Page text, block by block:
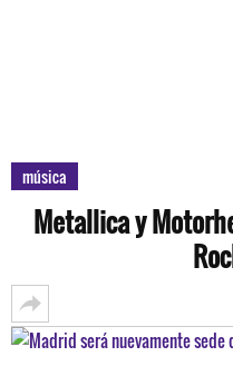
música
Metallica y